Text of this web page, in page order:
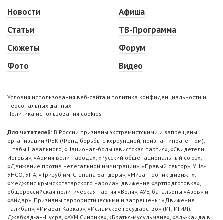
Новости
Статьи
Сюжеты
Фото
Афиша
ТВ-Программа
Форум
Видео
Условия использования веб-сайта и политика конфиденциальности и
персональных данных
Политика использования cookies
Для читателей: В России признаны экстремистскими и запрещены
организации ФБК (Фонд борьбы с коррупцией, признан иноагентом),
Штабы Навального, «Национал-большевистская партия», «Свидетели
Иеговы», «Армия воли народа», «Русский общенациональный союз»,
«Движение против нелегальной иммиграции», «Правый сектор», УНА-
УНСО, УПА, «Тризуб им. Степана Бандеры», «Мизантропик дивижн»,
«Меджлис крымскотатарского народа», движение «Артподготовка»,
общероссийская политическая партия «Воля», АУЕ, батальоны «Азов» и
«Айдар». Признаны террористическими и запрещены: «Движение
Талибан», «Имарат Кавказ», «Исламское государство» (ИГ, ИГИЛ),
Джебхад-ан-Нусра, «АУМ Синрике», «Братья-мусульмане», «Аль-Каида в